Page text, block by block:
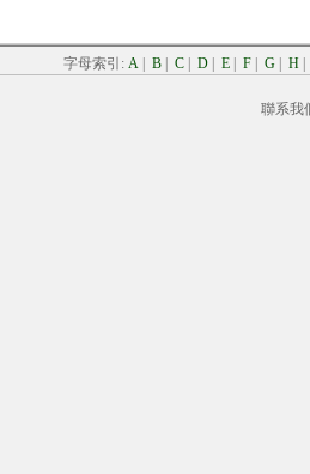
字母索引: A B C D E F G H
聯系我